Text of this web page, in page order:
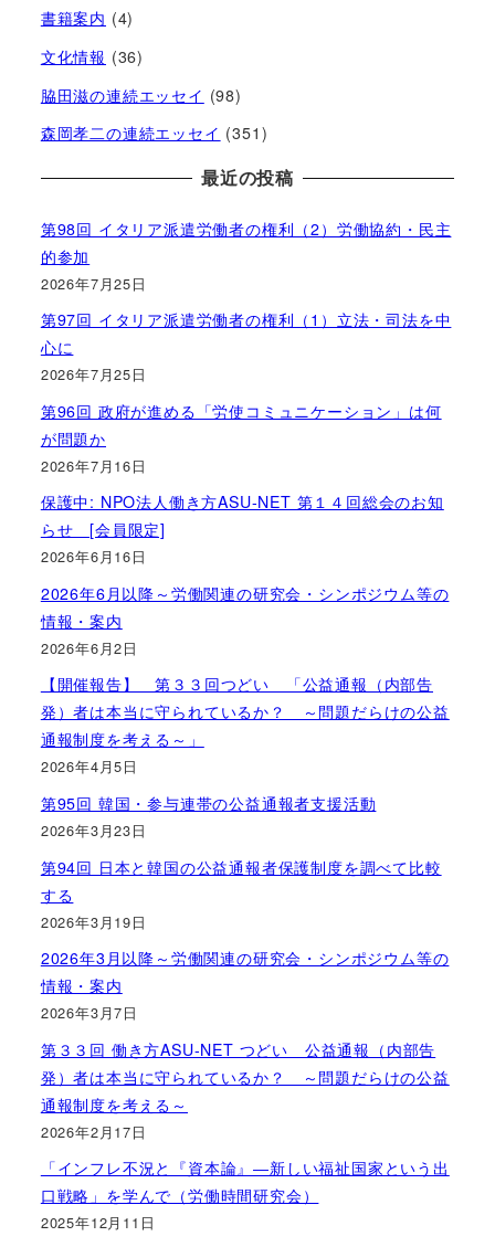
書籍案内 (4)
文化情報 (36)
脇田滋の連続エッセイ (98)
森岡孝二の連続エッセイ (351)
最近の投稿
第98回 イタリア派遣労働者の権利（2）労働協約・民主
的参加
2026年7月25日
第97回 イタリア派遣労働者の権利（1）立法・司法を中
心に
2026年7月25日
第96回 政府が進める「労使コミュニケーション」は何
が問題か
2026年7月16日
保護中: NPO法人働き方ASU-NET 第１４回総会のお知
らせ [会員限定]
2026年6月16日
2026年6月以降～労働関連の研究会・シンポジウム等の
情報・案内
2026年6月2日
【開催報告】 第３３回つどい 「公益通報（内部告
発）者は本当に守られているか？ ～問題だらけの公益
通報制度を考える～」
2026年4月5日
第95回 韓国・参与連帯の公益通報者支援活動
2026年3月23日
第94回 日本と韓国の公益通報者保護制度を調べて比較
する
2026年3月19日
2026年3月以降～労働関連の研究会・シンポジウム等の
情報・案内
2026年3月7日
第３３回 働き方ASU-NET つどい 公益通報（内部告
発）者は本当に守られているか？ ～問題だらけの公益
通報制度を考える～
2026年2月17日
「インフレ不況と『資本論』―新しい福祉国家という出
口戦略」を学んで（労働時間研究会）
2025年12月11日